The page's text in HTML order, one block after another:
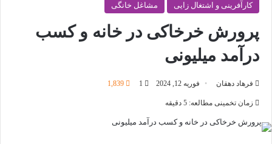
کارآفرینی و اشتغال زایی مشاغل خانگی
پرورش خرخاکی در خانه و کسب
درآمد میلیونی
فرهاد دهقان فوریه 12, 2024 1
1,839
زمان تخمینی مطالعه: 5 دقیقه